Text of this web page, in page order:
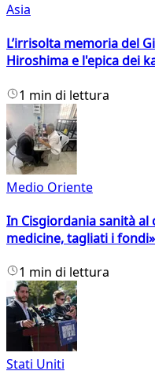
Asia
L’irrisolta memoria del
Hiroshima e l'epica dei
1 min di lettura
Medio Oriente
In Cisgiordania sanità al
medicine, tagliati i fondi»
1 min di lettura
Stati Uniti